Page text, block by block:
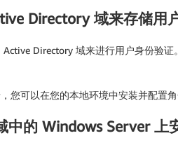
Directory 域来存储用
Directory 域来进行用户身份验证
您可以在您的本地环境中安装并配置
中的 Windows Server 上